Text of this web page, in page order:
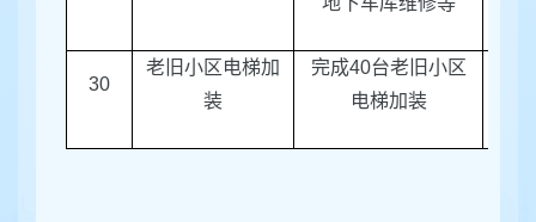
30
老旧小区电梯加
装
完成40台老旧小区
电梯加装